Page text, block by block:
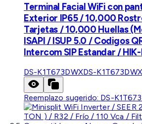
Terminal Facial WiFi con
Exterior IP65 / 10,000
Tarjetas / 10,000 Huellas
ISAPI / ISUP 5.0 / Codigos
Intercom SIP Estandar /
DS-K1T673DWXDS-K1T673DWX
Reemplazo sugerido: DS-